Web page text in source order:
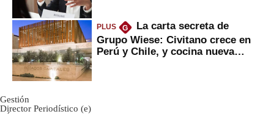
PLUS G
La carta secreta de
Grupo Wiese: Civitano crece en
Perú y Chile, y cocina nueva
Gestión
Director Periodístico (e)